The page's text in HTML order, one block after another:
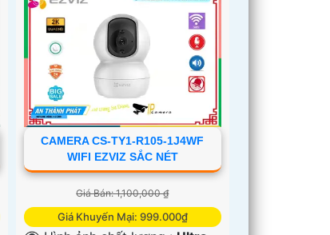
CAMERA CS-TY1-R105-1J4WF
WIFI EZVIZ SẮC NÉT
Giá Bán: 1,100,000 ₫
Giá Khuyến Mại: 999.000₫